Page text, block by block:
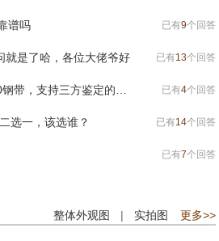
谱吗 已有9个回答
就是了哈，各位大佬爷好 已有13个回答
已有4个回答
选一，该选谁？ 已有14个回答
已有7个回答
整体外观图 | 实拍图 更多>>